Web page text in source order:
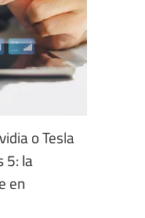
o Tesla
5: la
en